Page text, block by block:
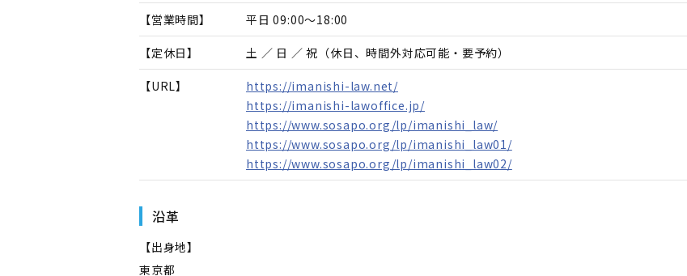
【営業時間】 平日 09:00～18:00
【定休日】 土 ／ 日 ／ 祝（休日、時間外対応可能・要予約）
【URL】
https://imanishi-law.net/
https://imanishi-lawoffice.jp/
https://www.sosapo.org/lp/imanishi_law/
https://www.sosapo.org/lp/imanishi_law01/
https://www.sosapo.org/lp/imanishi_law02/
沿革
【出身地】
東京都